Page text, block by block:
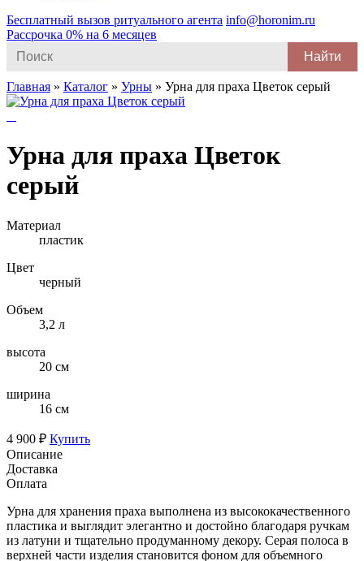
Бесплатный вызов ритуального агента info@horonim.ru
Рассрочка 0% на 6 месяцев
for:
Главная » Каталог » Урны » Урна для праха Цветок серый
Урна для праха Цветок
серый
Материал
пластик
Цвет
черный
Объем
3,2 л
высота
20 см
ширина
16 см
4 900 ₽ Купить
Описание
Доставка
Оплата
Урна для хранения праха выполнена из высококачественного
пластика и выглядит элегантно и достойно благодаря ручкам
из латуни и тщательно продуманному декору. Серая полоса в
верхней части изделия становится фоном для объемного